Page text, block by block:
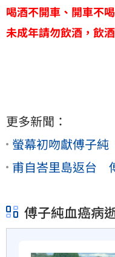
喝酒不開車、開車不喝
未成年請勿飲酒，飲
更多新聞：
螢幕初吻獻傅子
甫自峇里島返台
傅子純血癌病